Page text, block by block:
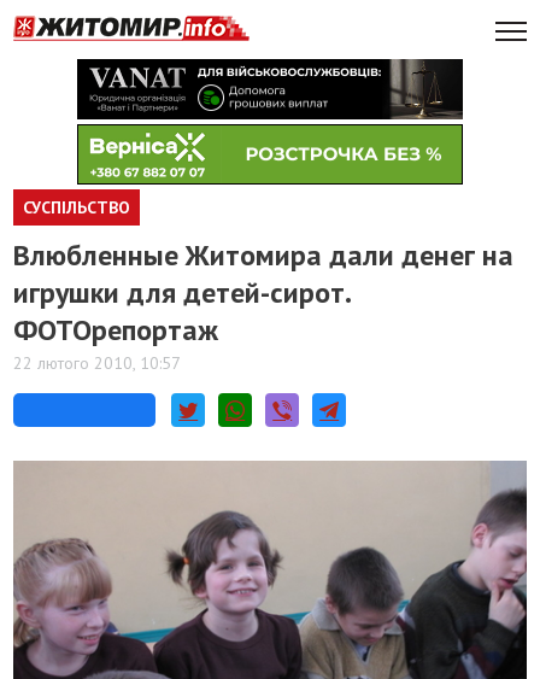
СУСПІЛЬСТВО
Влюбленные Житомира дали денег на
игрушки для детей-сирот.
ФОТОрепортаж
22 лютого 2010, 10:57